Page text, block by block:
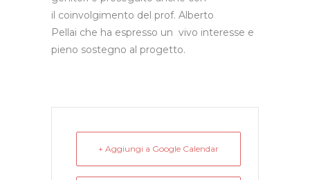
il coinvolgimento del prof. Alberto
Pellai che ha espresso un vivo interesse e
pieno sostegno al progetto.
+ Aggiungi a Google Calendar